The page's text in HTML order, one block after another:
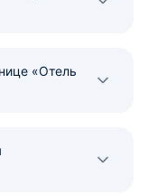
«Отель